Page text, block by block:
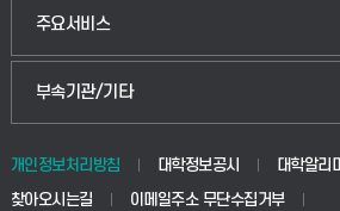
주요서비스
부속기관/기타
개인정보처리방침 대학정보공시 대학알리미
찾아오시는길
이메일주소 무단수집거부